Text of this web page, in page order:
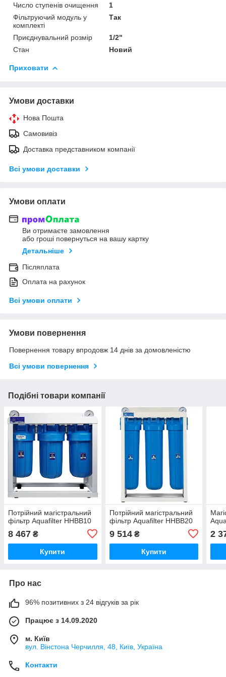
Число ступенів очищення
1
Фільтруючий модуль у
комплекті
Так
Приєднувальний розмір
1/2"
Стан
Новий
Приховати
Умови доставки
Нова Пошта
Самовивіз
Доставка представником компанії
Всі умови доставки
Умови оплати
Ви отримаєте замовлення
або гроші повернуться на вашу картку
Детальніше
Післяплата
Оплата на рахунок
Всі умови оплати
Умови повернення
Повернення товару впродовж 14 днів за домовленістю
Всі умови повернення
Подібні товари компанії
Потрійний магістральний
фільтр Aquafilter HHBB10
8 467 ₴
Купити
Потрійний магістральний
фільтр Aquafilter HHBB20
9 514₴
Купити
2
Про нас
96% позитивних з 24 відгуків за рік
Працює з 14.09.2020
м. Київ
вул. Вінстона Черчилля, 48, Київ, Україна
Контакти